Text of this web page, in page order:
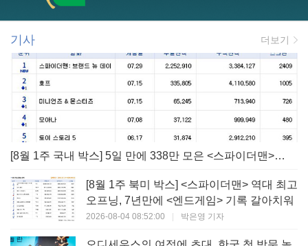
기사 더보기
[8월 1주 국내 박스] 5일 만에 338만 모은 <스파이더맨> 극장가 235% 대반등, <호프>는 400만 돌파
[8월 1주 북미 박스] <스파이더맨> 역대 최고
오프닝, 7년만에 <엔드게임> 기록 갈아치워
2026-08-04 08:52:00 | 박은영 기자